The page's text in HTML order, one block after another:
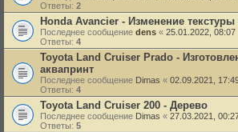
Ответы: 2
Honda Avancier - Изменение текстуры
Последнее сообщение dens « 25.01.2022, 08:07
Ответы: 4
Toyota Land Cruiser Prado -
аквапринт
Последнее сообщение Dimas « 02.09.2021,
Ответы: 4
Toyota Land Cruiser 200 - Дерево
Последнее сообщение Dimas « 27.03.2021,
Ответы: 5